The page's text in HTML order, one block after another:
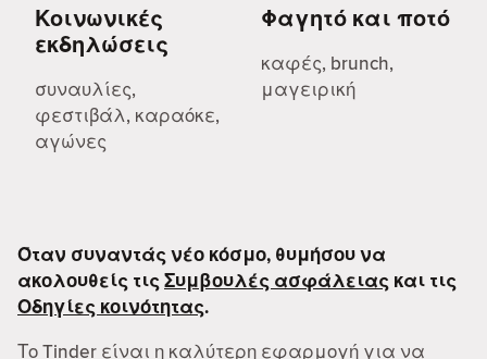
Κοινωνικές
εκδηλώσεις
συναυλίες,
φεστιβάλ, καραόκε,
αγώνες
Φαγητό και ποτό
καφές, brunch,
μαγειρική
Όταν συναντάς νέο κόσμο, θυμήσου να
ακολουθείς τιςΣυμβουλές ασφάλειας και τις
Οδηγίες κοινότητας.
Το Tinder είναι η καλύτερη εφαρμογή για να